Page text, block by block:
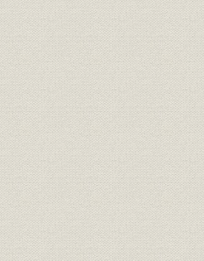
銑鋼一貫体制の確立へ・・・圧
延工場の建設
昭和12年~
日本製鉄第2代社長 中松真郷、
日本製鉄第2代会長・第3代社長
平生釟三郎、所長 北村保太郎
日本製鉄第4代社長 豊田貞次
郎、所長 進来要、所長 伊能泰治
ナフタリン連続蒸溜装置
艦砲射撃による被害 昭和20年7